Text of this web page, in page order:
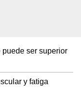
ser superior
y fatiga